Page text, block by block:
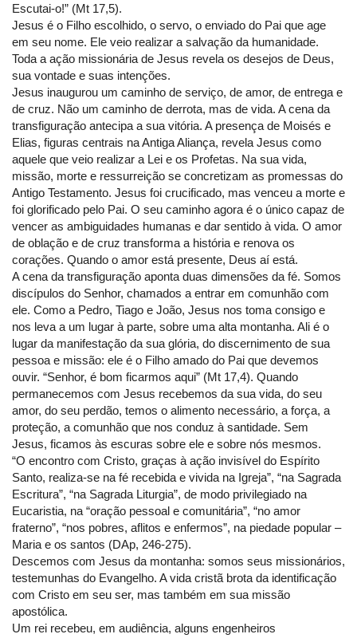
Escutai-o!” (Mt 17,5).
Jesus é o Filho escolhido, o servo, o enviado do Pai que age
em seu nome. Ele veio realizar a salvação da humanidade.
Toda a ação missionária de Jesus revela os desejos de Deus,
sua vontade e suas intenções.
Jesus inaugurou um caminho de serviço, de amor, de entrega e
de cruz. Não um caminho de derrota, mas de vida. A cena da
transfiguração antecipa a sua vitória. A presença de Moisés e
Elias, figuras centrais na Antiga Aliança, revela Jesus como
aquele que veio realizar a Lei e os Profetas. Na sua vida,
missão, morte e ressurreição se concretizam as promessas do
Antigo Testamento. Jesus foi crucificado, mas venceu a morte e
foi glorificado pelo Pai. O seu caminho agora é o único capaz de
vencer as ambiguidades humanas e dar sentido à vida. O amor
de oblação e de cruz transforma a história e renova os
corações. Quando o amor está presente, Deus aí está.
A cena da transfiguração aponta duas dimensões da fé. Somos
discípulos do Senhor, chamados a entrar em comunhão com
ele. Como a Pedro, Tiago e João, Jesus nos toma consigo e
nos leva a um lugar à parte, sobre uma alta montanha. Ali é o
lugar da manifestação da sua glória, do discernimento de sua
pessoa e missão: ele é o Filho amado do Pai que devemos
ouvir. “Senhor, é bom ficarmos aqui” (Mt 17,4). Quando
permanecemos com Jesus recebemos da sua vida, do seu
amor, do seu perdão, temos o alimento necessário, a força, a
proteção, a comunhão que nos conduz à santidade. Sem
Jesus, ficamos às escuras sobre ele e sobre nós mesmos.
“O encontro com Cristo, graças à ação invisível do Espírito
Santo, realiza-se na fé recebida e vivida na Igreja”, “na Sagrada
Escritura”, “na Sagrada Liturgia”, de modo privilegiado na
Eucaristia, na “oração pessoal e comunitária”, “no amor
fraterno”, “nos pobres, aflitos e enfermos”, na piedade popular –
Maria e os santos (DAp, 246-275).
Descemos com Jesus da montanha: somos seus missionários,
testemunhas do Evangelho. A vida cristã brota da identificação
com Cristo em seu ser, mas também em sua missão
apostólica.
Um rei recebeu, em audiência, alguns engenheiros